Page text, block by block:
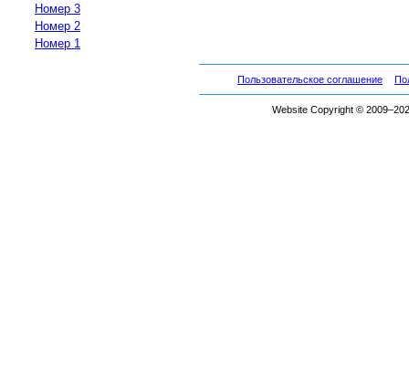
Номер 3
Номер 2
Номер 1
Пользовательское соглашение
Website Copyright ©